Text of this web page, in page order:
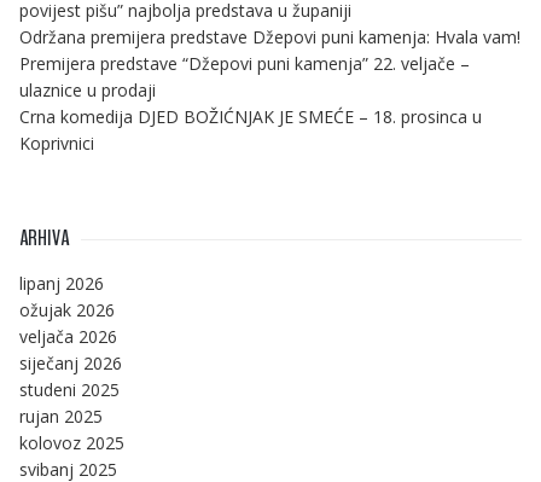
povijest pišu” najbolja predstava u županiji
Održana premijera predstave Džepovi puni kamenja: Hvala vam!
Premijera predstave “Džepovi puni kamenja” 22. veljače –
ulaznice u prodaji
Crna komedija DJED BOŽIĆNJAK JE SMEĆE – 18. prosinca u
Koprivnici
ARHIVA
lipanj 2026
ožujak 2026
veljača 2026
siječanj 2026
studeni 2025
rujan 2025
kolovoz 2025
svibanj 2025